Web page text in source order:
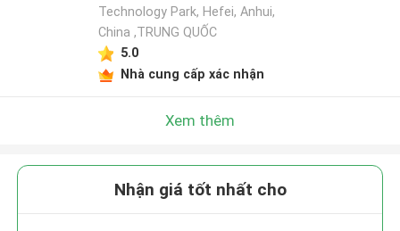
Technology Park, Hefei, Anhui,
China ,TRUNG QUỐC
5.0
Nhà cung cấp xác nhận
Xem thêm
Nhận giá tốt nhất cho